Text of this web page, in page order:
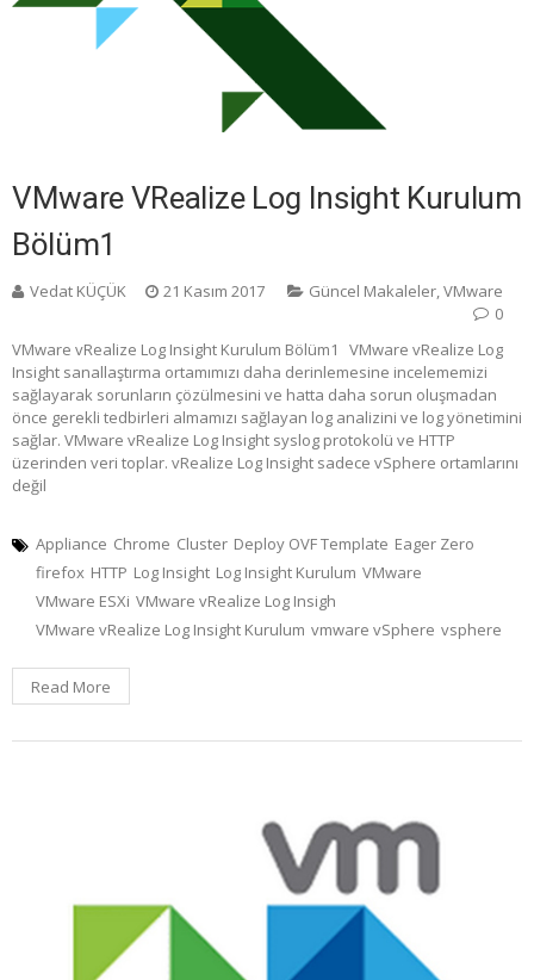
VMware VRealize Log Insight Kurulum
Bölüm1
Vedat KÜÇÜK 21 Kasım 2017 Güncel Makaleler,VMware
0
VMware vRealize Log Insight Kurulum Bölüm1 VMware vRealize Log
Insight sanallaştırma ortamımızı daha derinlemesine incelememizi
sağlayarak sorunların çözülmesini ve hatta daha sorun oluşmadan
önce gerekli tedbirleri almamızı sağlayan log analizini ve log yönetimini
sağlar. VMware vRealize Log Insight syslog protokolü ve HTTP
üzerinden veri toplar. vRealize Log Insight sadece vSphere ortamlarını
değil
Appliance Chrome Cluster Deploy OVF Template Eager Zero
firefox HTTP Log Insight Log Insight Kurulum VMware
VMware ESXi VMware vRealize Log Insigh
VMware vRealize Log Insight Kurulum vmware vSphere vsphere
Read More